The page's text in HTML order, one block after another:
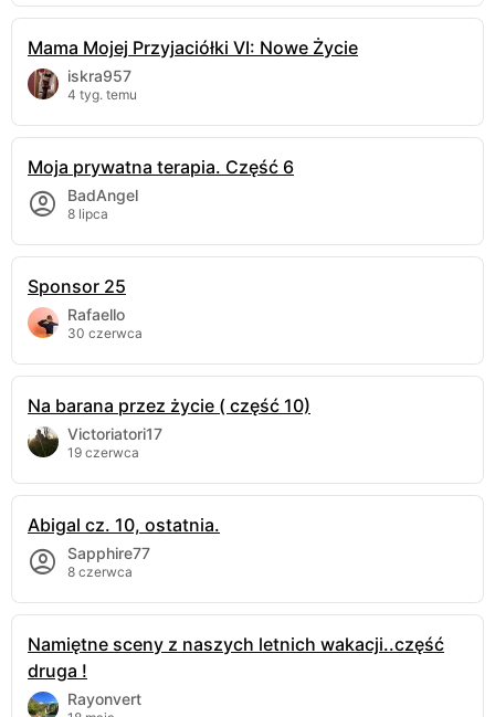
Mama Mojej Przyjaciółki VI: Nowe Życie
iskra957
4 tyg. temu
Moja prywatna terapia. Część 6
BadAngel
8 lipca
Sponsor 25
Rafaello
30 czerwca
Na barana przez życie ( część 10)
Victoriatori17
19 czerwca
Abigal cz. 10, ostatnia.
Sapphire77
8 czerwca
Namiętne sceny z naszych letnich wakacji..część
druga !
Rayonvert